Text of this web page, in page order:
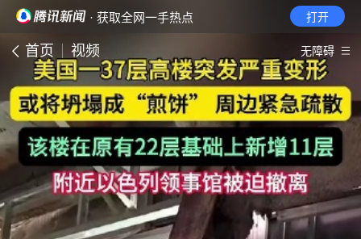
· 获取全网一手热点 打开
首页 视频 无障碍